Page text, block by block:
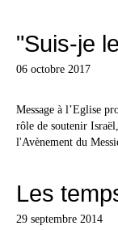
"Suis-je
06 octobre 2017
Message à l’Eglise
rôle de soutenir
l'Avènement du
Les
29 septembre 2014